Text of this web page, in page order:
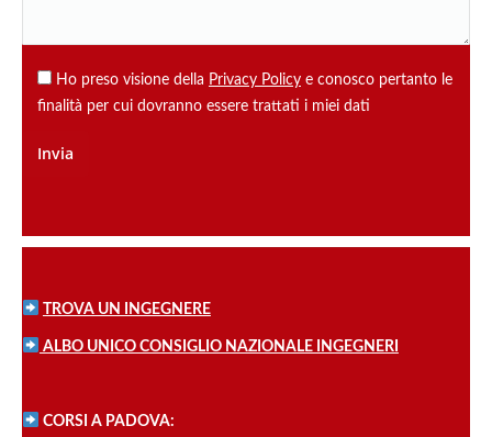
Ho preso visione della Privacy Policy e conosco pertanto le
finalità per cui dovranno essere trattati i miei dati
TROVA UN INGEGNERE
ALBO UNICO CONSIGLIO NAZIONALE INGEGNERI
CORSI A PADOVA: